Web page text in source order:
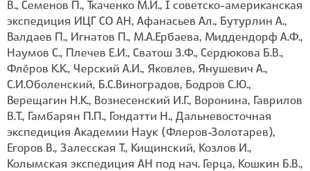
В., Семенов П., Ткаченко М.И., I советско-американская
экспедиция ИЦГ СО АН, Афанасьев Ал., Бутурлин А.,
Валдаев П., Игнатов П., М.А.Ербаева, Миддендорф А.Ф.,
Наумов С., Плечев Е.И., Сватош З.Ф., Сердюкова Б.В.,
Флёров К.К., Черский А.И., Яковлев, Янушевич А.,
С.И.Оболенский, Б.С.Виноградов, Бодров С.Ю.,
Верещагин Н.К., Вознесенский И.Г., Воронина, Гаврилов
В.Т., Гамбарян П.П., Гондатти Н., Дальневосточная
экспедиция Академии Наук (Флеров-Золотарев),
Егоров В., Залесская Т., Кищинский, Козлов И.,
Колымская экспедиция АН под нач. Герца, Кошкин Б.В.,